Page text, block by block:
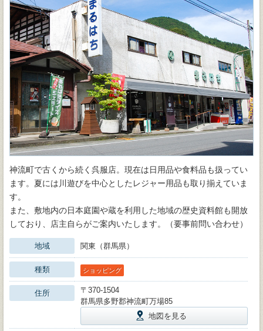
神流町で古くから続く呉服店。現在は日用品や食料品も扱ってい
ます。夏には川遊びを中心としたレジャー用品も取り揃えていま
す。
また、敷地内の日本庭園や蔵を利用した地域の歴史資料館も開放
しており、店主自らがご案内いたします。（要事前問い合わせ）
地域 関東（群馬県）
種類 ショッピング
住所
〒370-1504
群馬県多野郡神流町万場85
地図を見る